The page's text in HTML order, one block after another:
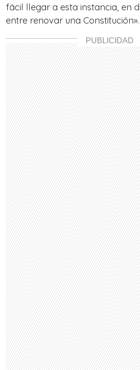
fácil llegar a esta instancia, en
entre renovar una Constitución».